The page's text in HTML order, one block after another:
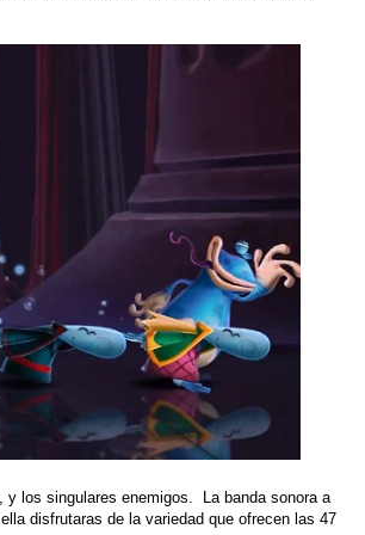
y los singulares enemigos. La banda sonora a
disfrutaras de la variedad que ofrecen las 47